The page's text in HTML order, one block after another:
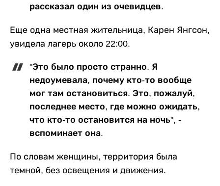
рассказал один из очевидцев.
Еще одна местная жительница, Карен Янгсон,
увидела лагерь около 22:00.
"Это было просто странно. Я
недоумевала, почему кто-то вообще
мог там остановиться. Это, пожалуй,
последнее место, где можно ожидать,
что кто-то остановится на ночь", -
вспоминает она.
По словам женщины, территория была
темной, без освещения и движения.